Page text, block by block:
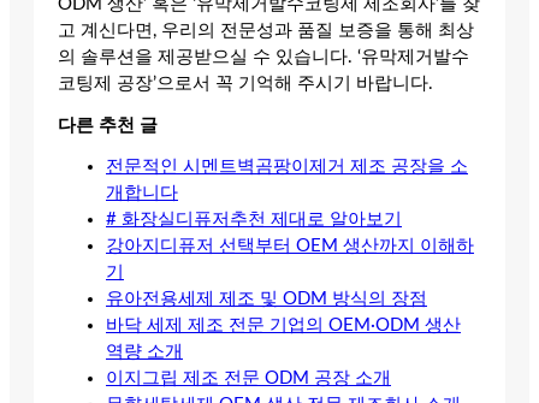
ODM 생산’ 혹은 ‘유막제거발수코팅제 제조회사’를 찾
고 계신다면, 우리의 전문성과 품질 보증을 통해 최상
의 솔루션을 제공받으실 수 있습니다. ‘유막제거발수
코팅제 공장’으로서 꼭 기억해 주시기 바랍니다.
다른 추천 글
전문적인 시멘트벽곰팡이제거 제조 공장을 소
개합니다
# 화장실디퓨저추천 제대로 알아보기
강아지디퓨저 선택부터 OEM 생산까지 이해하
기
유아전용세제 제조 및 ODM 방식의 장점
바닥 세제 제조 전문 기업의 OEM·ODM 생산
역량 소개
이지그립 제조 전문 ODM 공장 소개